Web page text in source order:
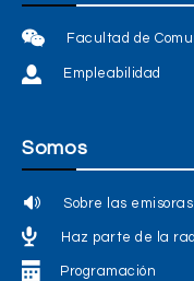
Facultad de
Empleabilidad
Somos
Sobre las emisoras
Haz parte de la
Programación